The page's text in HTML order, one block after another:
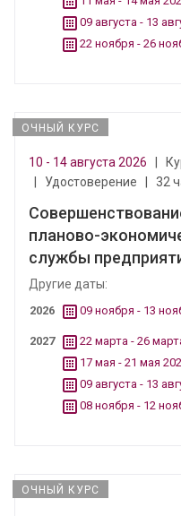
09 августа - 13
22 ноября - 26
ОЧНЫЙ КУРС
10 - 14 августа 2026
Удостоверение 32
планово-
службы
Другие даты:
2026 09 ноября - 13
2027
22 марта - 26
17 мая - 21 мая
09 августа - 13
08 ноября - 12
ОЧНЫЙ КУРС